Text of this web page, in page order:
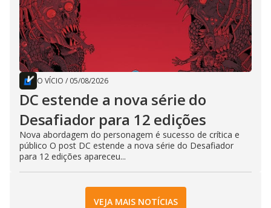
O VÍCIO / 05/08/2026
DC estende a nova série do
Desafiador para 12 edições
Nova abordagem do personagem é sucesso de crítica e
público O post DC estende a nova série do Desafiador
para 12 edições apareceu...
VEJA MAIS NOTÍCIAS